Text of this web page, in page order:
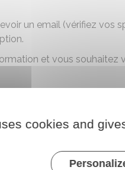
un email (vérifiez
et vous souhaitez
cookies and